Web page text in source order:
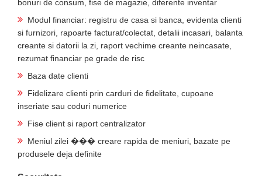
bonuri de consum, fise de magazie, diferente inventar
Modul financiar: registru de casa si banca, evidenta clienti
si furnizori, rapoarte facturat/colectat, detalii incasari, balanta
creante si datorii la zi, raport vechime creante neincasate,
rezumat financiar pe grade de risc
Baza date clienti
Fidelizare clienti prin carduri de fidelitate, cupoane
inseriate sau coduri numerice
Fise client si raport centralizator
Meniul zilei ��� creare rapida de meniuri, bazate pe
produsele deja definite